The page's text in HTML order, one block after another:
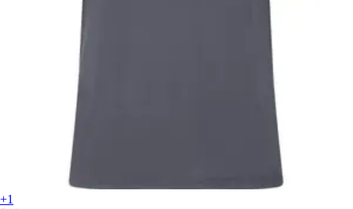
+1